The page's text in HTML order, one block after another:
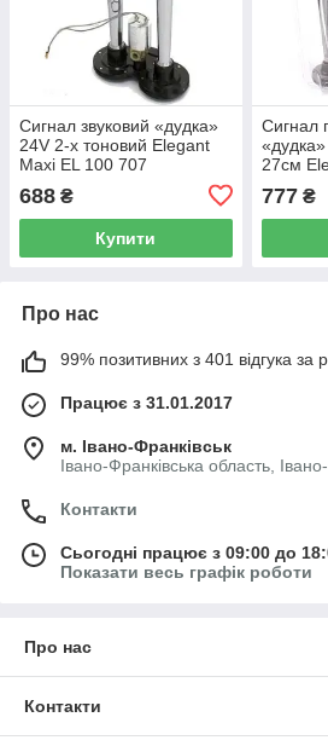
Сигнал звуковий «дудка»
24V 2-х тоновий Elegant
Maxi EL 100 707
металічний ( SL-1008C )
688 ₴
Купити
Cигнал
27см
777₴
Про нас
99% позитивних з 401 відгука за
Працює з 31.01.2017
м. Івано-Франківськ
Івано-Франківська область,
Контакти
Сьогодні працює з 09:00 до
Показати весь графік роботи
Про нас
Контакти